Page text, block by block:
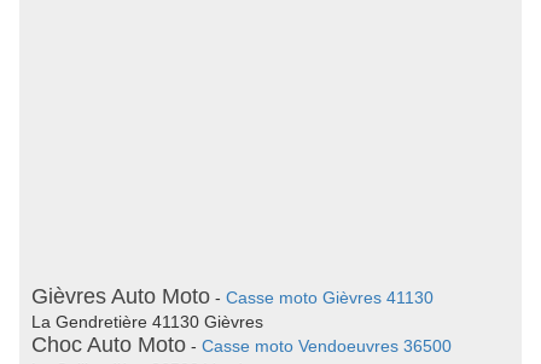
Gièvres Auto Moto - Casse moto Gièvres 41130
La Gendretière 41130 Gièvres
Choc Auto Moto - Casse moto Vendoeuvres 36500